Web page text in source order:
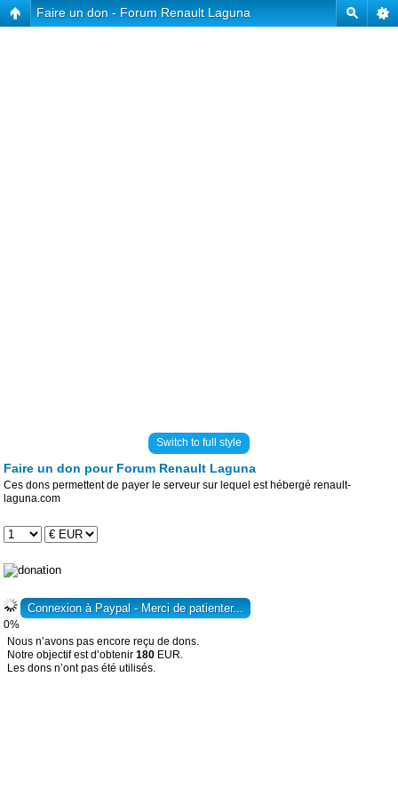
Faire un don - Forum Renault Laguna
Switch to full style
Faire un don pour Forum Renault Laguna
Ces dons permettent de payer le serveur sur lequel est hébergé renault-
laguna.com
0%
Nous n’avons pas encore reçu de dons.
Notre objectif est d’obtenir 180 EUR.
Les dons n’ont pas été utilisés.